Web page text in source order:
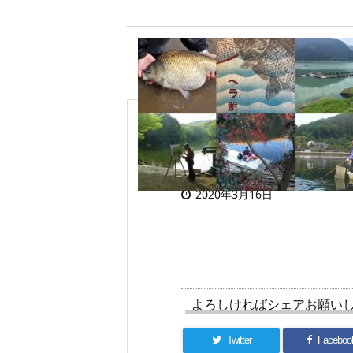
目次
2020年3月16日
よろしければシェアお願い
Twitter